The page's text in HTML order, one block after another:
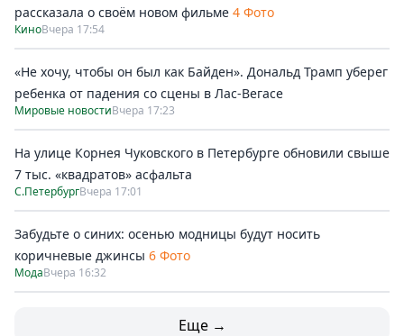
рассказала о своём новом фильме 4 Фото
КиноВчера 17:54
«Не хочу, чтобы он был как Байден». Дональд Трамп уберег
ребенка от падения со сцены в Лас-Вегасе
Мировые новостиВчера 17:23
На улице Корнея Чуковского в Петербурге обновили свыше
7 тыс. «квадратов» асфальта
С.ПетербургВчера 17:01
Забудьте о синих: осенью модницы будут носить
коричневые джинсы 6 Фото
МодаВчера 16:32
Еще →